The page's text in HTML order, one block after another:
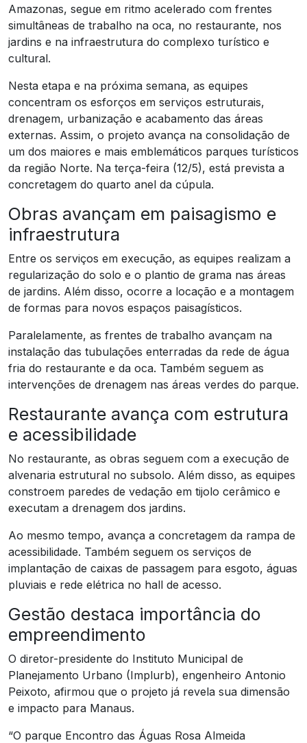
Amazonas, segue em ritmo acelerado com frentes
simultâneas de trabalho na oca, no restaurante, nos
jardins e na infraestrutura do complexo turístico e
cultural.
Nesta etapa e na próxima semana, as equipes
concentram os esforços em serviços estruturais,
drenagem, urbanização e acabamento das áreas
externas. Assim, o projeto avança na consolidação de
um dos maiores e mais emblemáticos parques turísticos
da região Norte. Na terça-feira (12/5), está prevista a
concretagem do quarto anel da cúpula.
Obras avançam em paisagismo e
infraestrutura
Entre os serviços em execução, as equipes realizam a
regularização do solo e o plantio de grama nas áreas
de jardins. Além disso, ocorre a locação e a montagem
de formas para novos espaços paisagísticos.
Paralelamente, as frentes de trabalho avançam na
instalação das tubulações enterradas da rede de água
fria do restaurante e da oca. Também seguem as
intervenções de drenagem nas áreas verdes do parque.
Restaurante avança com estrutura
e acessibilidade
No restaurante, as obras seguem com a execução de
alvenaria estrutural no subsolo. Além disso, as equipes
constroem paredes de vedação em tijolo cerâmico e
executam a drenagem dos jardins.
Ao mesmo tempo, avança a concretagem da rampa de
acessibilidade. Também seguem os serviços de
implantação de caixas de passagem para esgoto, águas
pluviais e rede elétrica no hall de acesso.
Gestão destaca importância do
empreendimento
O diretor-presidente do Instituto Municipal de
Planejamento Urbano (Implurb), engenheiro Antonio
Peixoto, afirmou que o projeto já revela sua dimensão
e impacto para Manaus.
“O parque Encontro das Águas Rosa Almeida